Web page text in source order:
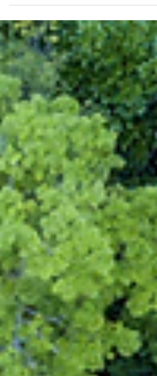
vulnérabilité pour les entreprises.
les PME, l’enjeu ne se limite pas à
réduire leur consommation d’eau, il
s’agit avant tout de comprendre leur
dépendance à cette ressource,
d’identifier les risques auxquels elles
sont exposées – sur leurs sites comme
au sein de leur chaîne
d’approvisionnement – et d’anticiper
les évolutions susceptibles d’affecter
leur activité.